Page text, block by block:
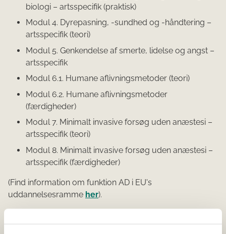
biologi – artsspecifik (praktisk)
Modul 4. Dyrepasning, -sundhed og -håndtering –
artsspecifik (teori)
Modul 5. Genkendelse af smerte, lidelse og angst –
artsspecifik
Modul 6.1. Humane aflivningsmetoder (teori)
Modul 6.2. Humane aflivningsmetoder
(færdigheder)
Modul 7. Minimalt invasive forsøg uden anæstesi –
artsspecifik (teori)
Modul 8. Minimalt invasive forsøg uden anæstesi –
artsspecifik (færdigheder)
(Find information om funktion AD i EU's
uddannelsesramme her).
Har du gennemført et EU-